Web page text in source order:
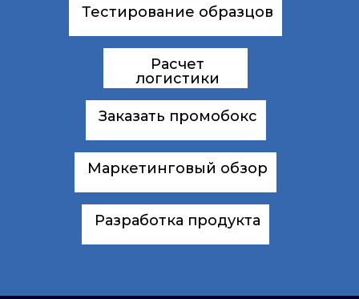
Тестирование образцов
Расчет
логистики
Заказать промобокс
Маркетинговый обзор
Разработка продукта